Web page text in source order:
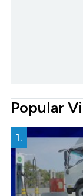
Popular
1.